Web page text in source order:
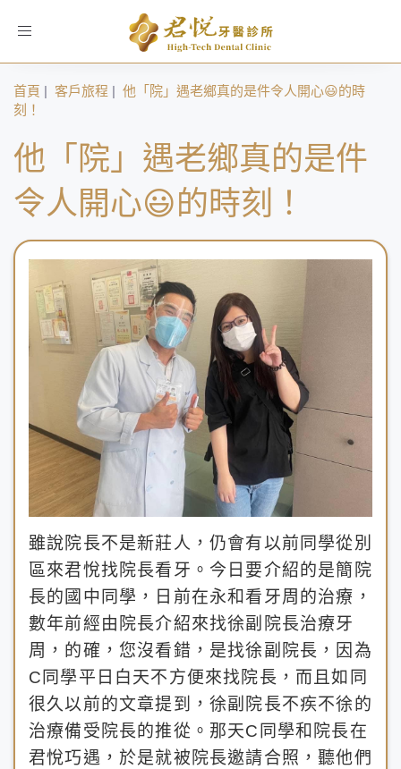
Toggle
首頁 | 客戶旅程 | 他「院」遇老鄉真的是件令人開心😃的時
刻！
他「院」遇老鄉真的是件
令人開心😃的時刻！
雖說院長不是新莊人，仍會有以前同學從別
區來君悅找院長看牙。今日要介紹的是簡院
長的國中同學，日前在永和看牙周的治療，
數年前經由院長介紹來找徐副院長治療牙
周，的確，您沒看錯，是找徐副院長，因為
C同學平日白天不方便來找院長，而且如同
很久以前的文章提到，徐副院長不疾不徐的
治療備受院長的推從。那天C同學和院長在
君悅巧遇，於是就被院長邀請合照，聽他們